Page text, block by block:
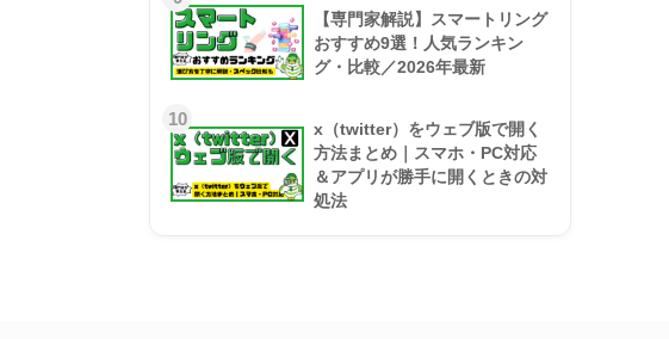
【専門家解説】スマートリング
おすすめ9選！人気ランキン
グ・比較／2026年最新
10
x（twitter）をウェブ版で開く
方法まとめ｜スマホ・PC対応
＆アプリが勝手に開くときの対
処法